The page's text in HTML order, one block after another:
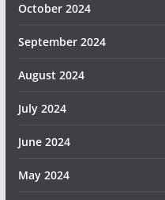
October 2024
September 2024
August 2024
July 2024
June 2024
May 2024